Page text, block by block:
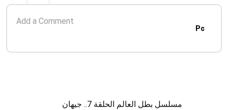
Post
مسلسل بطل العالم الحلقة 7.. جيهان